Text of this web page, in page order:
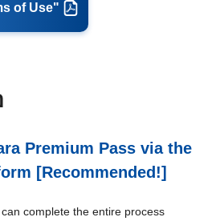
of Use"
Premium Pass via the
[Recommended!]
complete the entire process